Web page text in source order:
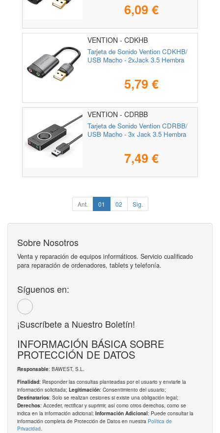
6,09 €
VENTION - CDKHB
Tarjeta de Sonido Vention CDKHB/
USB Macho - 2xJack 3.5 Hembra
5,79 €
VENTION - CDRBB
Tarjeta de Sonido Vention CDRBB/
USB Macho - 3x Jack 3.5 Hembra
7,49 €
Ant. 01 02 Sig.
Sobre Nosotros
Venta y reparación de equipos informáticos. Servicio cualificado
para reparación de ordenadores, tablets y telefonía.
Síguenos en:
¡Suscríbete a Nuestro Boletín!
INFORMACIÓN BÁSICA SOBRE
PROTECCIÓN DE DATOS
Responsable: BAWEST, S.L.
Finalidad: Responder las consultas planteadas por el usuario y enviarle la
información solicitada; Legitimación: Consentimiento del usuario;
Destinatarios: Solo se realizan cesiones si existe una obligación legal;
Derechos: Acceder, rectificar y suprimir, así como otros derechos, como se
indica en la información adicional; Información Adicional: Puede consultar la
información completa de Protección de Datos en nuestra Política de
Privacidad.